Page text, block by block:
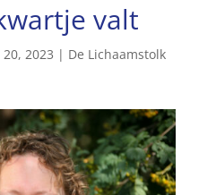
valt
2023 | De Lichaamstolk